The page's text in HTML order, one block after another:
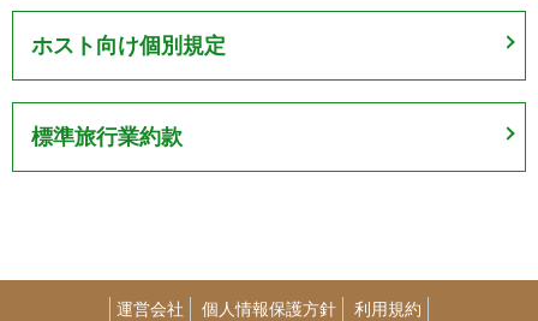
ホスト向け個別規定
標準旅行業約款
運営会社 個人情報保護方針 利用規約